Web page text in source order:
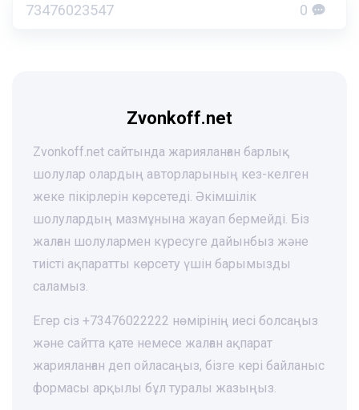
73476023547 0
Zvonkoff.net
Zvonkoff.net сайтында жарияланған барлық
шолулар олардың авторларының кез-келген
жеке пікірлерін көрсетеді. Әкімшілік
шолулардың мазмұнына жауап бермейді. Біз
жалған шолулармен күресуге дайынбыз және
тиісті ақпаратты көрсету үшін барымызды
саламыз.
Егер сіз +73476022222 нөмірінің иесі болсаңыз
және сайтта қате немесе жалған ақпарат
жарияланған деп ойласаңыз, бізге кері байланыс
формасы арқылы бұл туралы жазыңыз.